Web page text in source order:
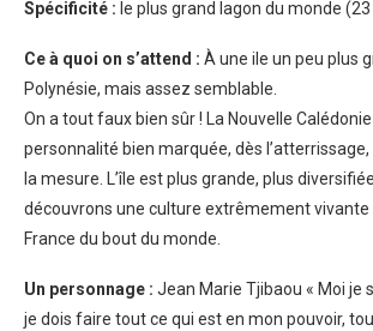
Spécificité : le plus grand lagon du monde
Ce à quoi on s’attend : À une ile un peu plus
Polynésie, mais assez semblable.
On a tout faux bien sûr ! La Nouvelle
personnalité bien marquée, dès
la mesure. L’île est plus grande, plus
découvrons une culture extrêmement
France du bout du monde.
Un personnage : Jean Marie Tjibaou « Moi je
je dois faire tout ce qui est en mon pouvoir,